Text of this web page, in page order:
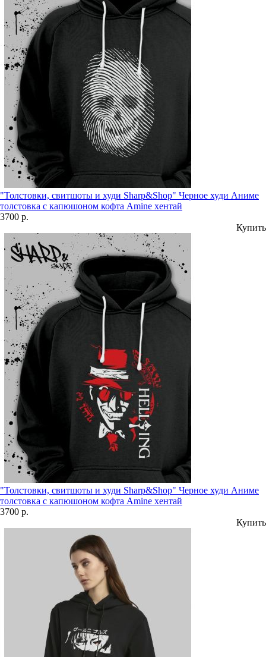
"Толстовки, свитшоты и худи Sharp&Shop" Черное худи Аниме
толстовка с капюшоном кофта Amine хентай
3700 р.
Купить
"Толстовки, свитшоты и худи Sharp&Shop" Черное худи Аниме
толстовка с капюшоном кофта Amine хентай
3700 р.
Купить